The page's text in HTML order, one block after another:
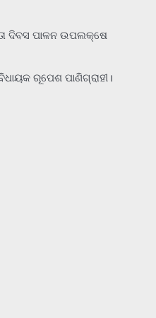
ଦିବସ ପାଳନ ଉପଲକ୍ଷେ
ରୂପେଶ ପାଣିଗ୍ରାହୀ।